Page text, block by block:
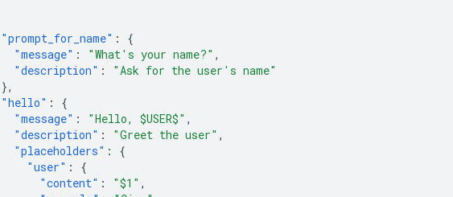
"prompt_for_name" :
{
"message" : "What's your name?" ,
"description" :
"Ask for the user's name"
},
"hello" :
{
"message" : "Hello, $USER$" ,
"description" : "Greet the user" ,
"placeholders" :
{
"user" :
{
"content" : "$1" ,